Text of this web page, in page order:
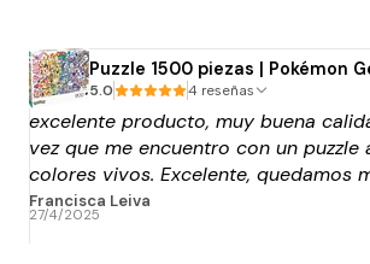
Puzzle 1500 piezas | Pokémon
5.0 4 reseñas
excelente producto, muy buena
vez que me encuentro con un puzzle
colores vivos. Excelente, quedamos
y la atención tb. Lo compre super
fecha que lo necesitaba y solicite el
Francisca Leiva
27/4/2025